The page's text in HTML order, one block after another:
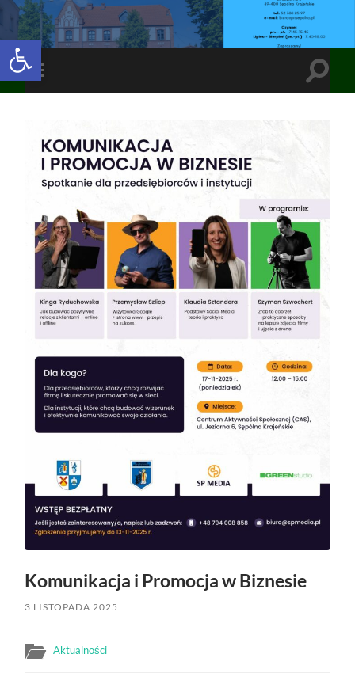
Open toolbar
Toggle
mobile
Toggle
Komunikacja i Promocja w Biznesie
3 LISTOPADA 2025
Aktualności